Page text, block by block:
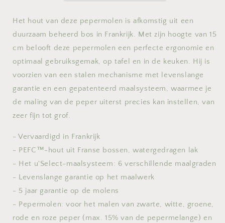
Het hout van deze pepermolen is afkomstig uit een
duurzaam beheerd bos in Frankrijk. Met zijn hoogte van 15
cm belooft deze pepermolen een perfecte ergonomie en
optimaal gebruiksgemak, op tafel en in de keuken. Hij is
voorzien van een stalen mechanisme met levenslange
garantie en een gepatenteerd maalsysteem, waarmee je
de maling van de peper uiterst precies kan instellen, van
zeer fijn tot grof.
- Vervaardigd in Frankrijk
- PEFC™-hout uit Franse bossen, watergedragen lak
- Het u'Select-maalsysteem: 6 verschillende maalgraden
- Levenslange garantie op het maalwerk
- 5 jaar garantie op de molens
- Pepermolen: voor het malen van zwarte, witte, groene,
rode en roze peper (max. 15% van de pepermelange) en